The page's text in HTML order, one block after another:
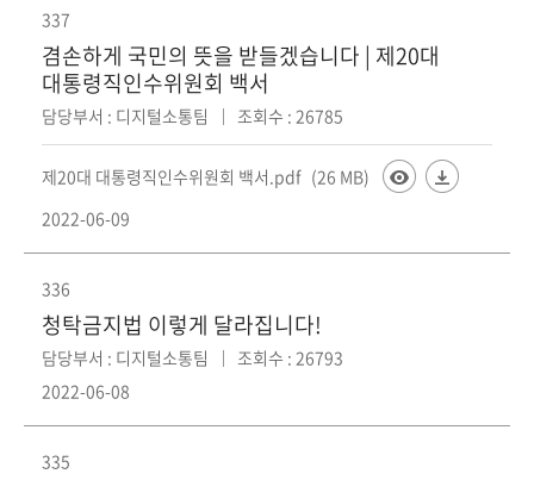
위
원
337
겸손하게 국민의 뜻을 받들겠습니다 | 제20대
대통령직인수위원회 백서
담당부서 : 디지털소통팀 조회수 : 26785
제20대 대통령직인수위원회 백서.pdf (26 MB)
2022-06-09
336
청탁금지법 이렇게 달라집니다!
담당부서 : 디지털소통팀
조회수 : 26793
2022-06-08
335